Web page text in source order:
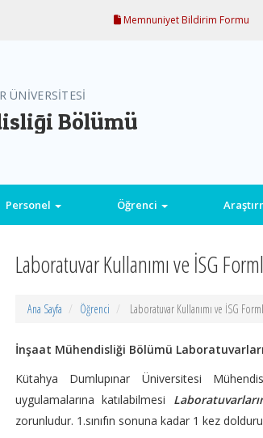
Memnuniyet Bildirim Formu
ÜNİVERSİTESİ
Bölümü
Personel Öğrenci
Laboratuvar Kullanımı ve İSG
Ana Sayfa Öğrenci Laboratuvar Kullanımı ve İSG
İnşaat Mühendisliği Bölümü
Kütahya Dumlupınar Üniversitesi
uygulamalarına katılabilmesi
zorunludur. 1.sınıfın sonuna kadar 1 kez